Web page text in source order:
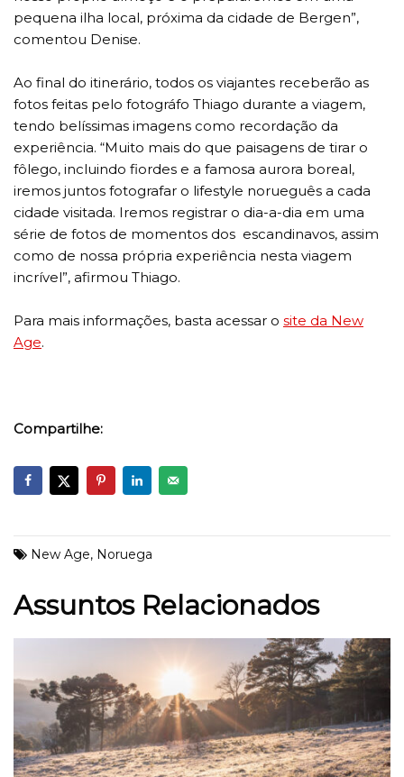
pequena ilha local, próxima da cidade de Bergen”,
comentou Denise.
Ao final do itinerário, todos os viajantes receberão as
fotos feitas pelo fotográfo Thiago durante a viagem,
tendo belíssimas imagens como recordação da
experiência. “Muito mais do que paisagens de tirar o
fôlego, incluindo fiordes e a famosa aurora boreal,
iremos juntos fotografar o lifestyle norueguês a cada
cidade visitada. Iremos registrar o dia-a-dia em uma
série de fotos de momentos dos escandinavos, assim
como de nossa própria experiência nesta viagem
incrível”, afirmou Thiago.
Para mais informações, basta acessar o site da New
Age.
Compartilhe:
New Age, Noruega
Assuntos Relacionados